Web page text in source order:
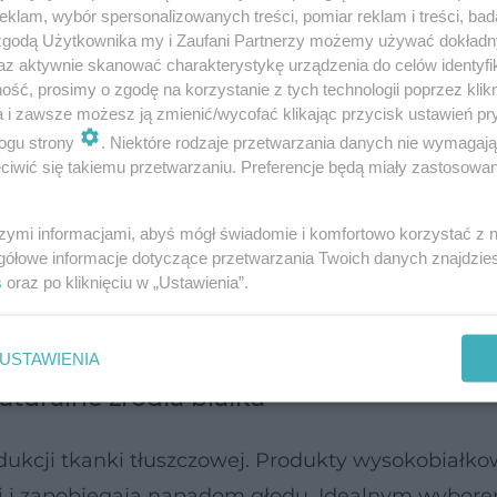
i soczewicy na metabolizm
osób dbających o zdrowie
jelit, zmniejsza wzdęcia i zapobiega
konjac, ale również soczewica – roślinne
jelit. Spożywanie soczewicy kilka razy w
i poprawić wchłanianie składników
źródła białka
tkanki tłuszczowej. Produkty
wybór spersonalizowanych treści, pomiar reklam i treści,
Użytkownika my i Zaufani Partnerzy możemy używać
aktywnie skanować charakterystykę urządzenia do celów
prosimy o zgodę na korzystanie z tych technologii poprzez
i zawsze możesz ją zmienić/wycofać klikając przycisk ustawień
strony
. Niektóre rodzaje przetwarzania danych nie
się takiemu przetwarzaniu. Preferencje będą miały
informacjami, abyś mógł świadomie i komfortowo korzystać z
informacje dotyczące przetwarzania Twoich danych
oraz po kliknięciu w „Ustawienia”.
USTAWIENIA